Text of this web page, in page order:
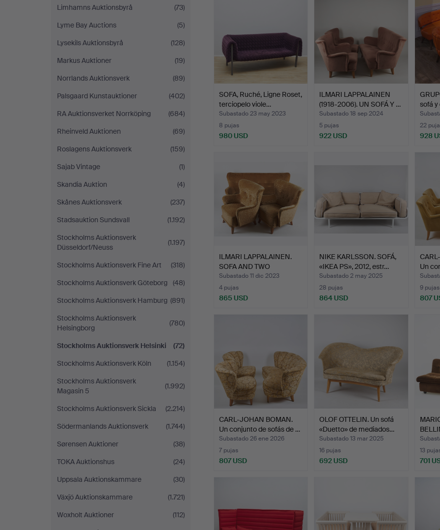
Limhamns Auktionsbyrå
(73)
Lyme Bay Auctions
(5)
Lysekils Auktionsbyrå
(128)
Markus Auktioner
(19)
Norrlands Auktionsverk
(89)
Palsgaard Kunstauktioner
(402)
RA Auktionsverket Norrköping
(684)
Rheinveld Auktionen
(69)
Roslagens Auktionsverk
(159)
Sajab Vintage
(1)
Skandia Auktion
(4)
Skånes Auktionsverk
(237)
Stadsauktion Sundsvall
(1.192)
Stockholms Auktionsverk
Düsseldorf/Neuss
(1.197)
Stockholms Auktionsverk Fine Art
(318)
Stockholms Auktionsverk Göteborg
(48)
Stockholms Auktionsverk Hamburg (891)
Stockholms Auktionsverk
Helsingborg
(780)
Stockholms Auktionsverk Helsinki
(72)
Stockholms Auktionsverk Köln
(1.154)
Stockholms Auktionsverk
Magasin 5
(1.992)
Stockholms Auktionsverk Sickla
(2.214)
Södermanlands Auktionsverk
(1.744)
Sørensen Auktioner
(38)
TOKA Auktionshus
(24)
Uppsala Auktionskammare
(30)
Växjö Auktionskammare
(1.721)
Woxholt Auktioner
(112)
SOFA, Ruché, Ligne Roset,
terciopelo viole…
Subastado 23 may 2023
8 pujas
980 USD
ILMARI LAPPALAINEN
(1918-2006). UN SOFÁ Y …
Subastado 18 sep 2024
5 pujas
922 USD
sofá y
22
928
ILMARI LAPPALAINEN.
SOFA AND TWO
ARMCHAIRS…
Subastado 11 dic 2023
4 pujas
865 USD
NIKE KARLSSON. SOFÁ,
«IKEA PS», 2012, estr…
Subastado 2 may 2025
28 pujas
864 USD
Un
9 pujas
807
CARL-JOHAN BOMAN.
Un conjunto de sofás de …
Subastado 26 ene 2026
7 pujas
807 USD
OLOF OTTELIN. Un sofá
«Duetto» de mediados…
Subastado 13 mar 2025
16 pujas
692 USD
13
701